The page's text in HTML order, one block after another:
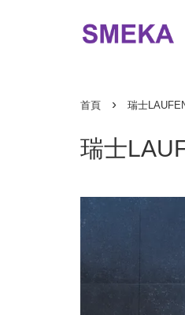
首頁 › 瑞士
瑞士